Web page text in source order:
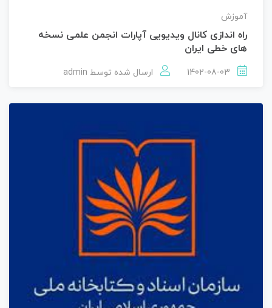
آموزش
راه اندازی کانال ویدیویی آپارات انجمن علمی نسخه
های خطی ایران
ارسال شده توسط admin